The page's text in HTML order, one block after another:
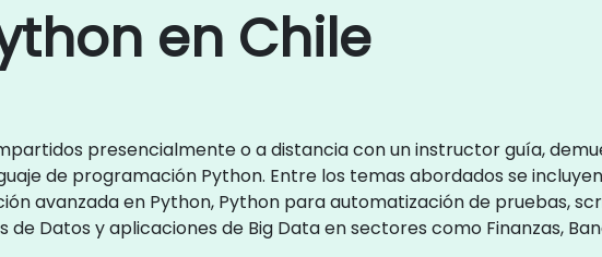
en Chile
presencialmente o a distancia con un instructor guía,
de programación Python. Entre los temas abordados se
avanzada en Python, Python para automatización de pruebas,
Datos y aplicaciones de Big Data en sectores como Finanzas,